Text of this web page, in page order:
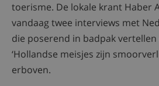
toerisme. De lokale krant Haber
vandaag twee interviews met
die poserend in badpak
‘Hollandse meisjes zijn
erboven.